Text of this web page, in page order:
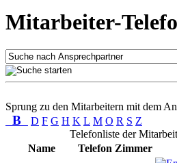
Mitarbeiter-
Sprung zu den Mitarbeitern mit dem
B D F G H K L M O R S Z
Telefonliste der
Name
Telefon Zimmer